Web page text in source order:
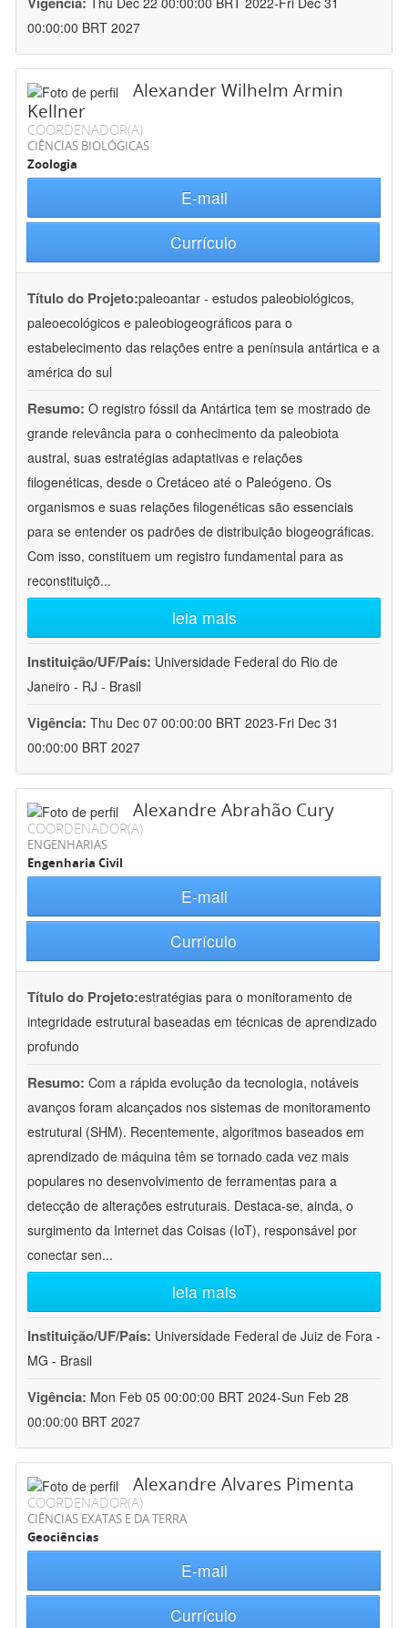
00:00:00 BRT 2027
Alexander Wilhelm Armin
Kellner
COORDENADOR(A)
CIÊNCIAS BIOLÓGICAS
Zoologia
E-mail
Currículo
Título do Projeto:paleoantar - estudos paleobiológicos,
paleoecológicos e paleobiogeográficos para o
estabelecimento das relações entre a península antártica e a
américa do sul
Resumo: O registro fóssil da Antártica tem se mostrado de
grande relevância para o conhecimento da paleobiota
austral, suas estratégias adaptativas e relações
filogenéticas, desde o Cretáceo até o Paleógeno. Os
organismos e suas relações filogenéticas são essenciais
para se entender os padrões de distribuição biogeográficas.
Com isso, constituem um registro fundamental para as
reconstituiçõ...
leia mais
Instituição/UF/País: Universidade Federal do Rio de
Janeiro - RJ - Brasil
Vigência: Thu Dec 07 00:00:00 BRT 2023-Fri Dec 31
00:00:00 BRT 2027
Alexandre Abrahão Cury
COORDENADOR(A)
ENGENHARIAS
Engenharia Civil
E-mail
Currículo
Título do Projeto:estratégias para o monitoramento de
integridade estrutural baseadas em técnicas de aprendizado
profundo
Resumo: Com a rápida evolução da tecnologia, notáveis
avanços foram alcançados nos sistemas de monitoramento
estrutural (SHM). Recentemente, algoritmos baseados em
aprendizado de máquina têm se tornado cada vez mais
populares no desenvolvimento de ferramentas para a
detecção de alterações estruturais. Destaca-se, ainda, o
surgimento da Internet das Coisas (IoT), responsável por
conectar sen...
leia mais
Instituição/UF/País: Universidade Federal de Juiz de Fora -
MG - Brasil
Vigência: Mon Feb 05 00:00:00 BRT 2024-Sun Feb 28
00:00:00 BRT 2027
Alexandre Alvares Pimenta
COORDENADOR(A)
CIÊNCIAS EXATAS E DA TERRA
Geociências
E-mail
Currículo